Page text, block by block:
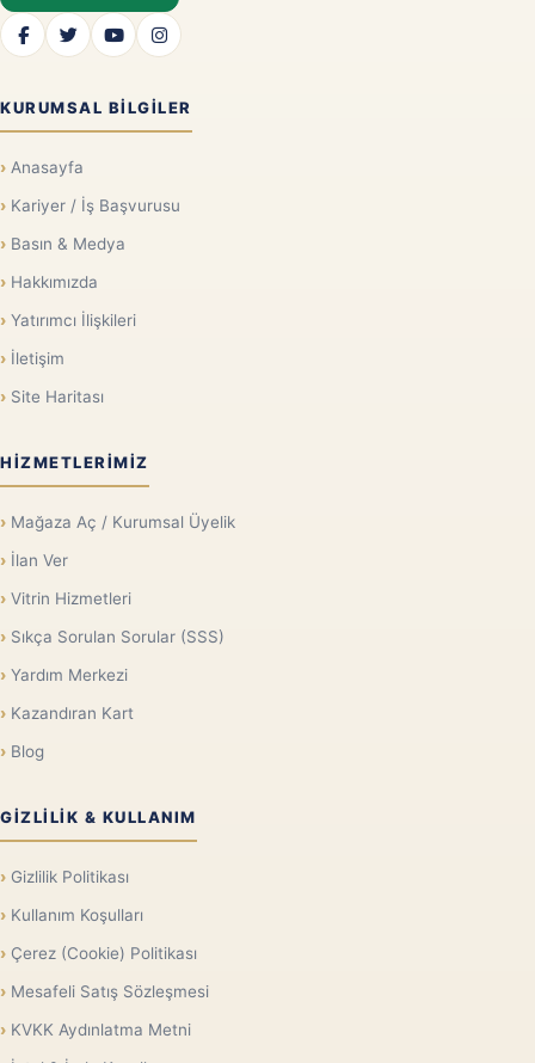
KURUMSAL BILGILER
Anasayfa
Kariyer / İş Başvurusu
Basın & Medya
Hakkımızda
Yatırımcı İlişkileri
İletişim
Site Haritası
HIZMETLERIMIZ
Mağaza Aç / Kurumsal Üyelik
İlan Ver
Vitrin Hizmetleri
Sıkça Sorulan Sorular (SSS)
Yardım Merkezi
Kazandıran Kart
Blog
GIZLILIK & KULLANIM
Gizlilik Politikası
Kullanım Koşulları
Çerez (Cookie) Politikası
Mesafeli Satış Sözleşmesi
KVKK Aydınlatma Metni